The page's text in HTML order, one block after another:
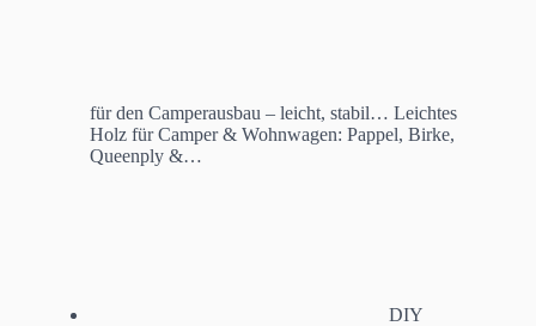
für den Camperausbau – leicht, stabil… Leichtes
Holz für Camper & Wohnwagen: Pappel, Birke,
Queenply &…
DIY